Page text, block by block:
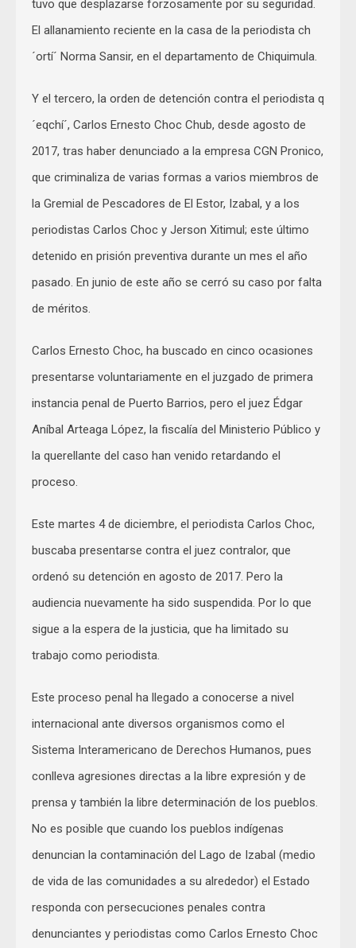
tuvo que desplazarse forzosamente por su seguridad.
El allanamiento reciente en la casa de la periodista ch
´ortí´ Norma Sansir, en el departamento de Chiquimula.
Y el tercero, la orden de detención contra el periodista q
´eqchí´, Carlos Ernesto Choc Chub, desde agosto de
2017, tras haber denunciado a la empresa CGN Pronico,
que criminaliza de varias formas a varios miembros de
la Gremial de Pescadores de El Estor, Izabal, y a los
periodistas Carlos Choc y Jerson Xitimul; este último
detenido en prisión preventiva durante un mes el año
pasado. En junio de este año se cerró su caso por falta
de méritos.
Carlos Ernesto Choc, ha buscado en cinco ocasiones
presentarse voluntariamente en el juzgado de primera
instancia penal de Puerto Barrios, pero el juez Édgar
Aníbal Arteaga López, la fiscalía del Ministerio Público y
la querellante del caso han venido retardando el
proceso.
Este martes 4 de diciembre, el periodista Carlos Choc,
buscaba presentarse contra el juez contralor, que
ordenó su detención en agosto de 2017. Pero la
audiencia nuevamente ha sido suspendida. Por lo que
sigue a la espera de la justicia, que ha limitado su
trabajo como periodista.
Este proceso penal ha llegado a conocerse a nivel
internacional ante diversos organismos como el
Sistema Interamericano de Derechos Humanos, pues
conlleva agresiones directas a la libre expresión y de
prensa y también la libre determinación de los pueblos.
No es posible que cuando los pueblos indígenas
denuncian la contaminación del Lago de Izabal (medio
de vida de las comunidades a su alrededor) el Estado
responda con persecuciones penales contra
denunciantes y periodistas como Carlos Ernesto Choc